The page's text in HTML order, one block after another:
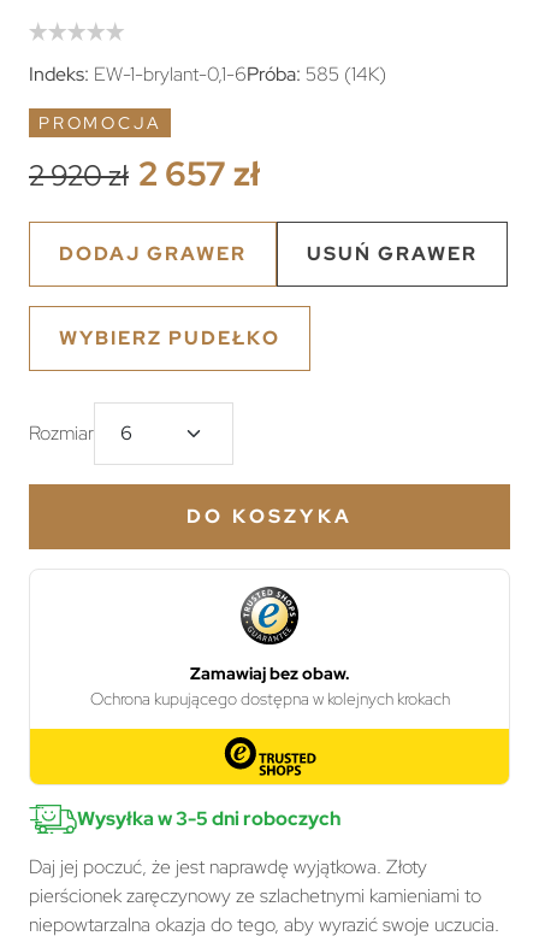
Indeks: EW-1-brylant-0,1-6Próba: 585 (14K)
PROMOCJA
2 920 zł 2 657 zł
DODAJ GRAWER USUŃ GRAWER
WYBIERZ PUDEŁKO
Rozmiar
DO KOSZYKA
Wysyłka w 3-5 dni roboczych
Daj jej poczuć, że jest naprawdę wyjątkowa. Złoty
pierścionek zaręczynowy ze szlachetnymi kamieniami to
niepowtarzalna okazja do tego, aby wyrazić swoje uczucia.